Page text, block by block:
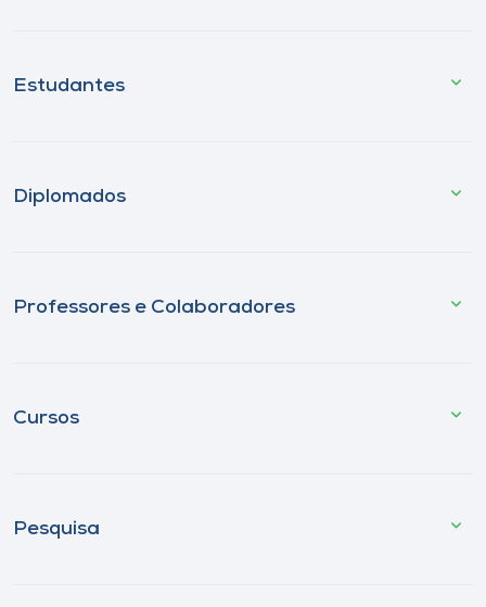
Estudantes
Diplomados
Professores e Colaboradores
Cursos
Pesquisa